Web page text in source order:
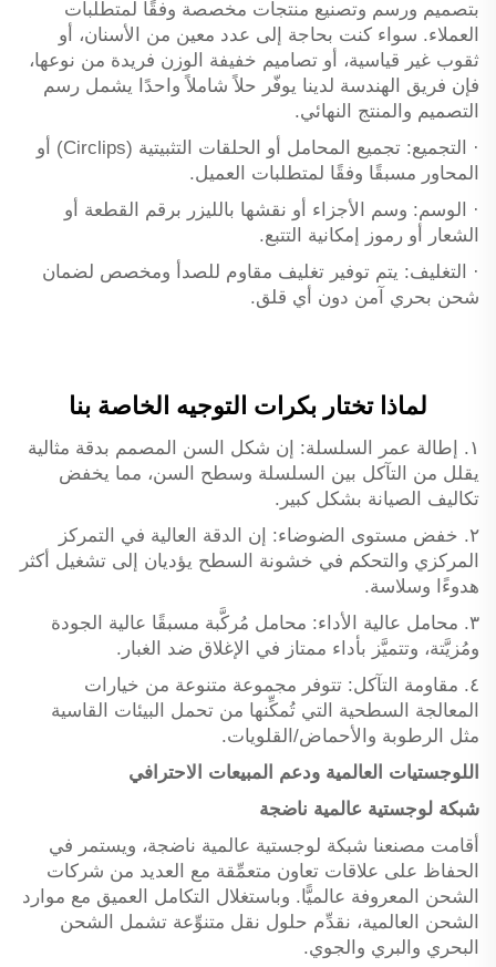
بتصميم ورسم وتصنيع منتجات مخصصة وفقًا لمتطلبات
العملاء. سواء كنت بحاجة إلى عدد معين من الأسنان، أو
ثقوب غير قياسية، أو تصاميم خفيفة الوزن فريدة من نوعها،
فإن فريق الهندسة لدينا يوفّر حلاً شاملاً واحدًا يشمل رسم
التصميم والمنتج النهائي.
· التجميع: تجميع المحامل أو الحلقات التثبيتية (Circlips) أو
المحاور مسبقًا وفقًا لمتطلبات العميل.
· الوسم: وسم الأجزاء أو نقشها بالليزر برقم القطعة أو
الشعار أو رموز إمكانية التتبع.
· التغليف: يتم توفير تغليف مقاوم للصدأ ومخصص لضمان
شحن بحري آمن دون أي قلق.
لماذا تختار بكرات التوجيه الخاصة بنا
١. إطالة عمر السلسلة: إن شكل السن المصمم بدقة مثالية
يقلل من التآكل بين السلسلة وسطح السن، مما يخفض
تكاليف الصيانة بشكل كبير.
٢. خفض مستوى الضوضاء: إن الدقة العالية في التمركز
المركزي والتحكم في خشونة السطح يؤديان إلى تشغيل أكثر
هدوءًا وسلاسة.
٣. محامل عالية الأداء: محامل مُركَّبة مسبقًا عالية الجودة
ومُزيَّتة، وتتميَّز بأداء ممتاز في الإغلاق ضد الغبار.
٤. مقاومة التآكل: تتوفر مجموعة متنوعة من خيارات
المعالجة السطحية التي تُمكِّنها من تحمل البيئات القاسية
مثل الرطوبة والأحماض/القلويات.
اللوجستيات العالمية ودعم المبيعات الاحترافي
شبكة لوجستية عالمية ناضجة
أقامت مصنعنا شبكة لوجستية عالمية ناضجة، ويستمر في
الحفاظ على علاقات تعاون متعمِّقة مع العديد من شركات
الشحن المعروفة عالميًّا. وباستغلال التكامل العميق مع موارد
الشحن العالمية، نقدِّم حلول نقل متنوِّعة تشمل الشحن
البحري والبري والجوي.